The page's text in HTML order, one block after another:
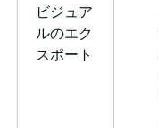
ビジュア
ルのエク
スポート